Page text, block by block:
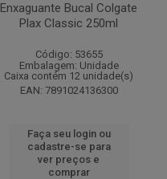
Enxaguante Bucal Colgate
Plax Classic 250ml
Código: 53655
Embalagem: Unidade
Caixa contém 12 unidade(s)
EAN: 7891024136300
Faça seu login ou
cadastre-se para
ver preços e
comprar